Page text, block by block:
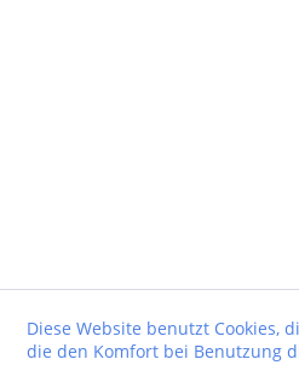
Diese Website benutzt Cookies,
die den Komfort bei Benutzung